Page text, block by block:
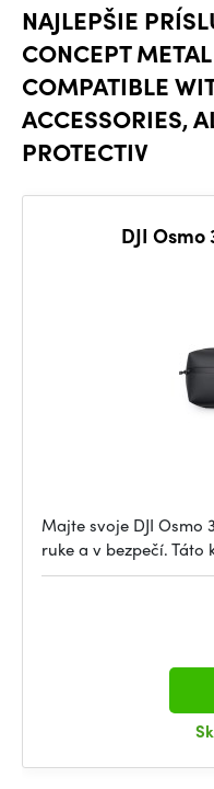
NAJLEPŠIE
CONCEPT
COMPATIBLE
ACCESSORIES,
PROTECTIV
DJI
Majte svoje DJI Osmo
ruke a v bezpečí. Táto